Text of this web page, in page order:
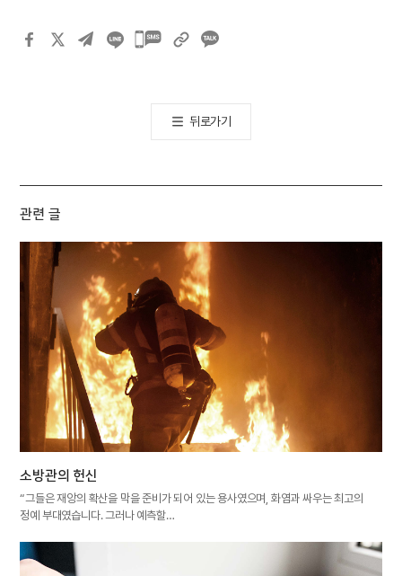
카카오톡
뒤로가기
관련 글
소방관의 헌신
“그들은 재앙의 확산을 막을 준비가 되어 있는 용사였으며, 화염과 싸우는 최고의
정예 부대였습니다. 그러나 예측할…